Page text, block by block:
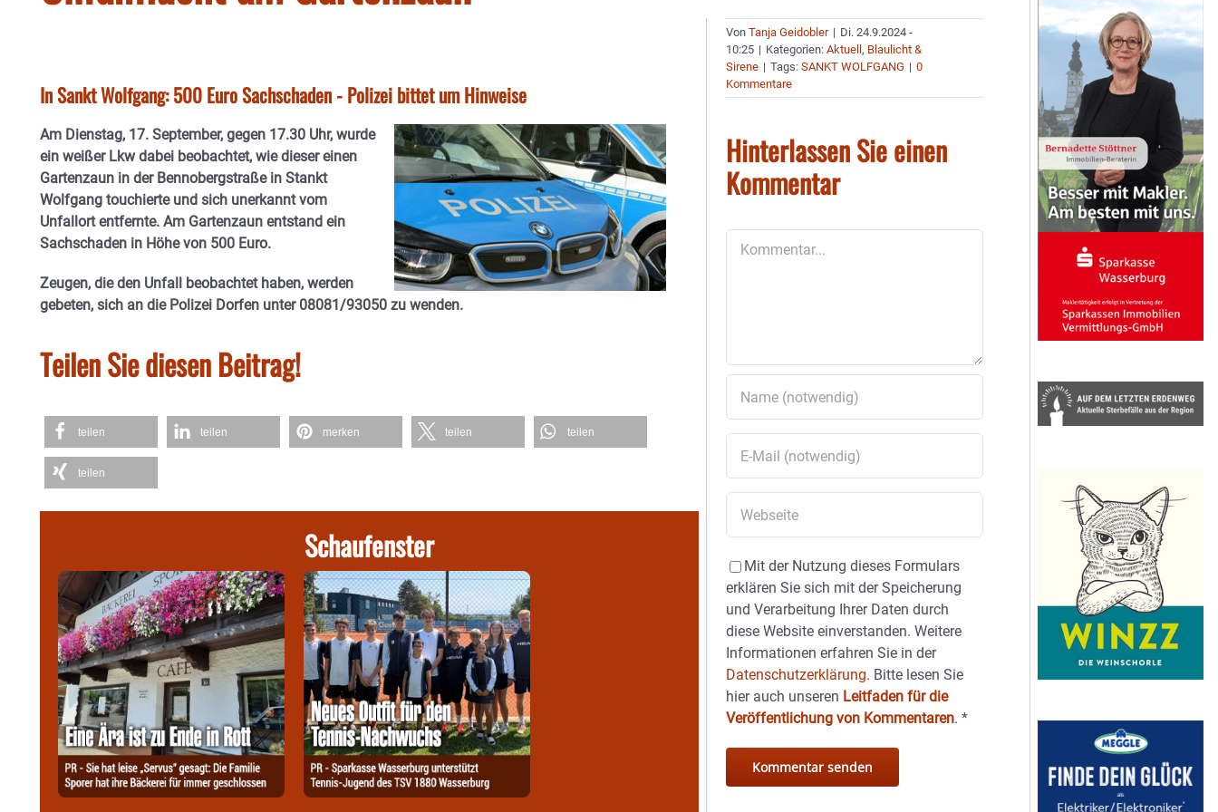
In Sankt Wolfgang: 500 Euro Sachschaden - Polizei bittet um Hinweise
Am Dienstag, 17. September, gegen 17.30 Uhr, wurde
ein weißer Lkw dabei beobachtet, wie dieser einen
Gartenzaun in der Bennobergstraße in Stankt
Wolfgang touchierte und sich unerkannt vom
Unfallort entfernte. Am Gartenzaun entstand ein
Sachschaden in Höhe von 500 Euro.
Zeugen, die den Unfall beobachtet haben, werden
gebeten, sich an die Polizei Dorfen unter 08081/93050 zu wenden.
Teilen Sie diesen Beitrag!
teilen teilen merken teilen teilen
teilen
Schaufenster
VonTanja Geidobler | Di. 24.9.2024 -
10:25 | Kategorien:Aktuell, Blaulicht &
Sirene | Tags:SANKT WOLFGANG | 0
Kommentare
Hinterlassen Sie einen
Kommentar
Mit der Nutzung dieses Formulars
erklären Sie sich mit der Speicherung
und Verarbeitung Ihrer Daten durch
diese Website einverstanden. Weitere
Informationen erfahren Sie in der
Datenschutzerklärung. Bitte lesen Sie
hier auch unseren Leitfaden für die
Veröffentlichung von Kommentaren.*